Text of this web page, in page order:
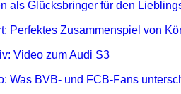
als Glücksbringer für den
Perfektes Zusammenspiel von
Video zum Audi S3
Was BVB- und FCB-Fans